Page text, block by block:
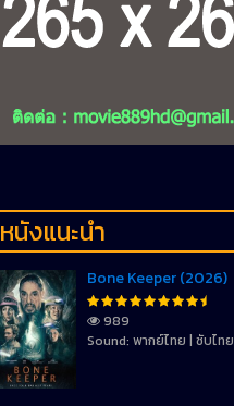
หนังแนะนำ
Bone Keeper (2026)
989
Sound: พากย์ไทย | ซับไทย